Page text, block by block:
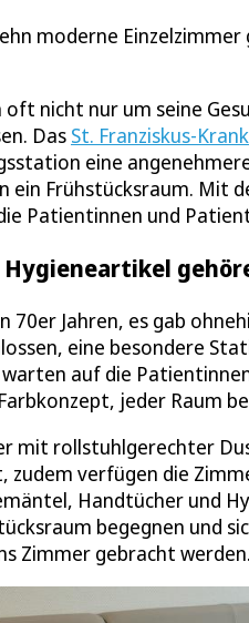
moderne
oft nicht nur um seine
Das St. Franziskus-
eine
ein Frühstücksraum. Mit
Patientinnen und
Jahren, es gab
eine besondere
warten auf die
jeder Raum
mit rollstuhlgerechter
verfügen die
Handtücher und
begegnen und
Zimmer gebracht werden.